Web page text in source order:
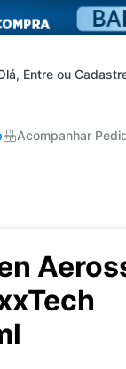
Entre ou
Acompanhar